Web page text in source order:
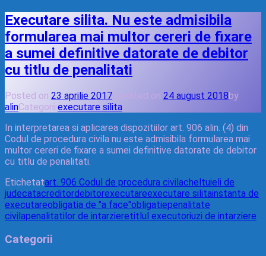
Executare silita. Nu este admisibila
formularea mai multor cereri de fixare
a sumei definitive datorate de debitor
cu titlu de penalitati
Posted on 23 aprilie 2017 Updated on 24 august 2018by
alinCategorii:executare silita
In interpretarea si aplicarea dispozitiilor art. 906 alin. (4) din
Codul de procedura civila nu este admisibila formularea mai
multor cereri de fixare a sumei definitive datorate de debitor
cu titlu de penalitati.
Etichetatart. 906 Codul de procedura civilacheltuieli de
judecatacreditordebitorexecutareexecutare silitainstanta de
executareobligatia de "a face"obligatiepenalitate
civilapenalitatilor de intarzieretitlul executoriuzi de intarziere
Categorii